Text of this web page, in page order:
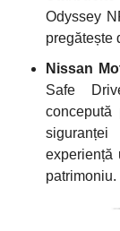
Odyssey
pregătește
Nissan
Safe
concepută
experiență
patrimoniu.